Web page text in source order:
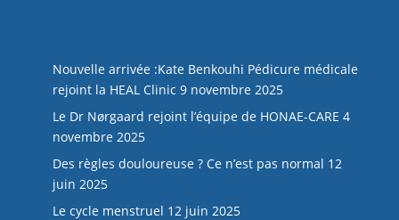
Nouvelle arrivée :Kate Benkouhi Pédicure médicale
rejoint la HEAL Clinic 9 novembre 2025
Le Dr Nørgaard rejoint l’équipe de HONAE-CARE 4
novembre 2025
Des règles douloureuse ? Ce n’est pas normal 12
juin 2025
Le cycle menstruel 12 juin 2025